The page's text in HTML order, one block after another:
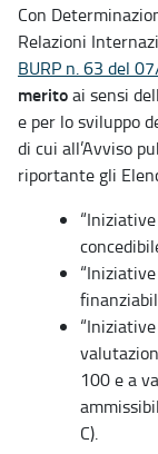
Con
Relazioni
BURP n. 63 del
meritoai sensi
e per lo sviluppo
di cui all’Avviso
riportante gli
100 e a
C).